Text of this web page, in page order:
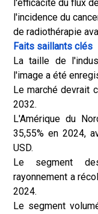
l'efficacité du flux
l'incidence du
de radiothérapie
Faits saillants clés
La taille de
l'image a été
Le marché devrait
2032.
L'Amérique du
35,55% en 2024,
USD.
Le segment
rayonnement a
2024.
Le segment